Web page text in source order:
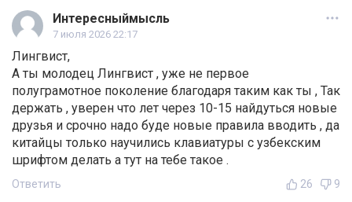
Интересныймысль
7 июля 2026 22:17
Лингвист,
А ты молодец Лингвист , уже не первое
полуграмотное поколение благодаря таким как ты , Так
держать , уверен что лет через 10-15 найдуться новые
друзья и срочно надо буде новые правила вводить , да
китайцы только научились клавиатуры с узбекским
шрифтом делать а тут на тебе такое .
Ответить 26 9